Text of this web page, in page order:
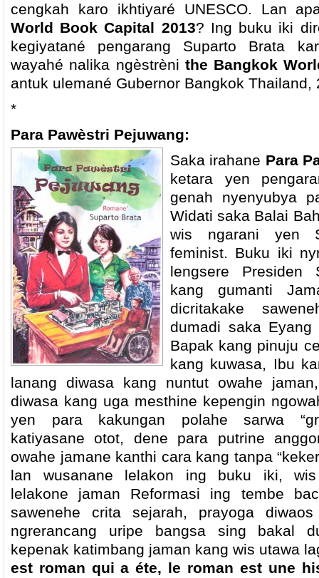
cengkah karo ikhtiyaré UNESCO. Lan
World Book Capital 2013? Ing buku iki
kegiyatané pengarang Suparto Brata
wayahé nalika ngèstrèni the Bangkok
antuk ulemané Gubernor Bangkok Thailand,
*
Para Pawèstri Pejuwang:
Saka irahane Para
ketara yen
genah nyenyubya
Widati saka Balai
wis ngarani yen
feminist. Buku iki
lengsere Presiden
kang gumanti
dicritakake
dumadi saka
Bapak kang pinuju
kang kuwasa, Ibu
lanang diwasa kang nuntut owahe
diwasa kang uga mesthine kepengin
yen para kakungan polahe sarwa
katiyasane otot, dene para putrine
owahe jamane kanthi cara kang tanpa
lan wusanane lelakon ing buku iki, wis
lelakone jaman Reformasi ing tembe
sawenehe crita sejarah, prayoga
ngrerancang uripe bangsa sing bakal
kepenak katimbang jaman kang wis utawa
est roman qui a éte, le roman est une